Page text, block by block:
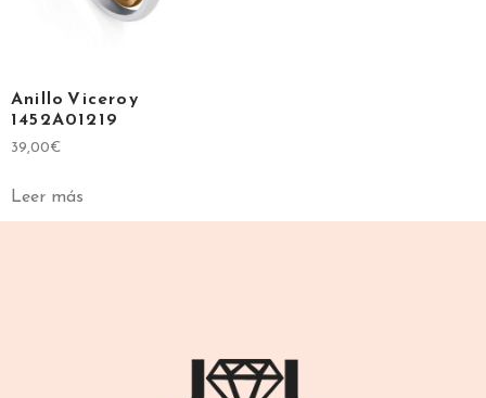
Anillo Viceroy
1452A01219
39,00€
Leer más